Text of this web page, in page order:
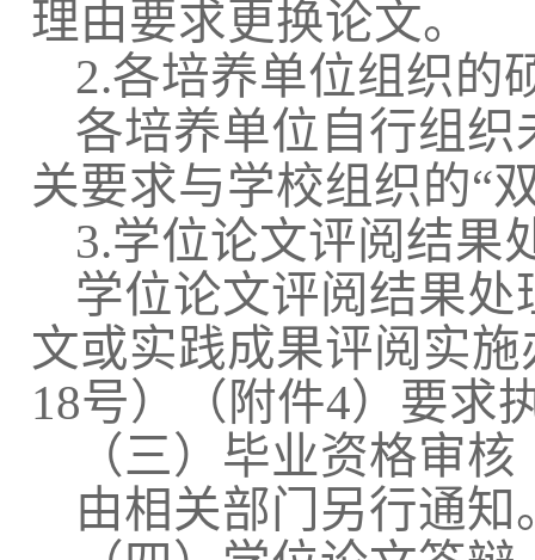
理由要求更换论文。
2.各培养单位组织的
各培养单位自行组织
关要求与学校组织的“
3.学位论文评阅结果
学位论文评阅结果
文或实践成果评阅实
18号）（附件4）要求
（三）毕业资格审核
由相关部门另行通知